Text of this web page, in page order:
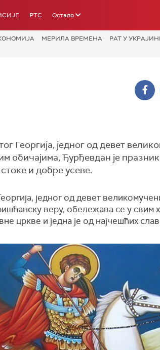
РТС Остало
МЕРИЛА ВРЕМЕНА РАТ У
Георгија, једног од девет
обичајима, Ђурђевдан је
и добре усеве.
једног од девет
веру, обележава се у свим
цркве и једна је од најчешћих